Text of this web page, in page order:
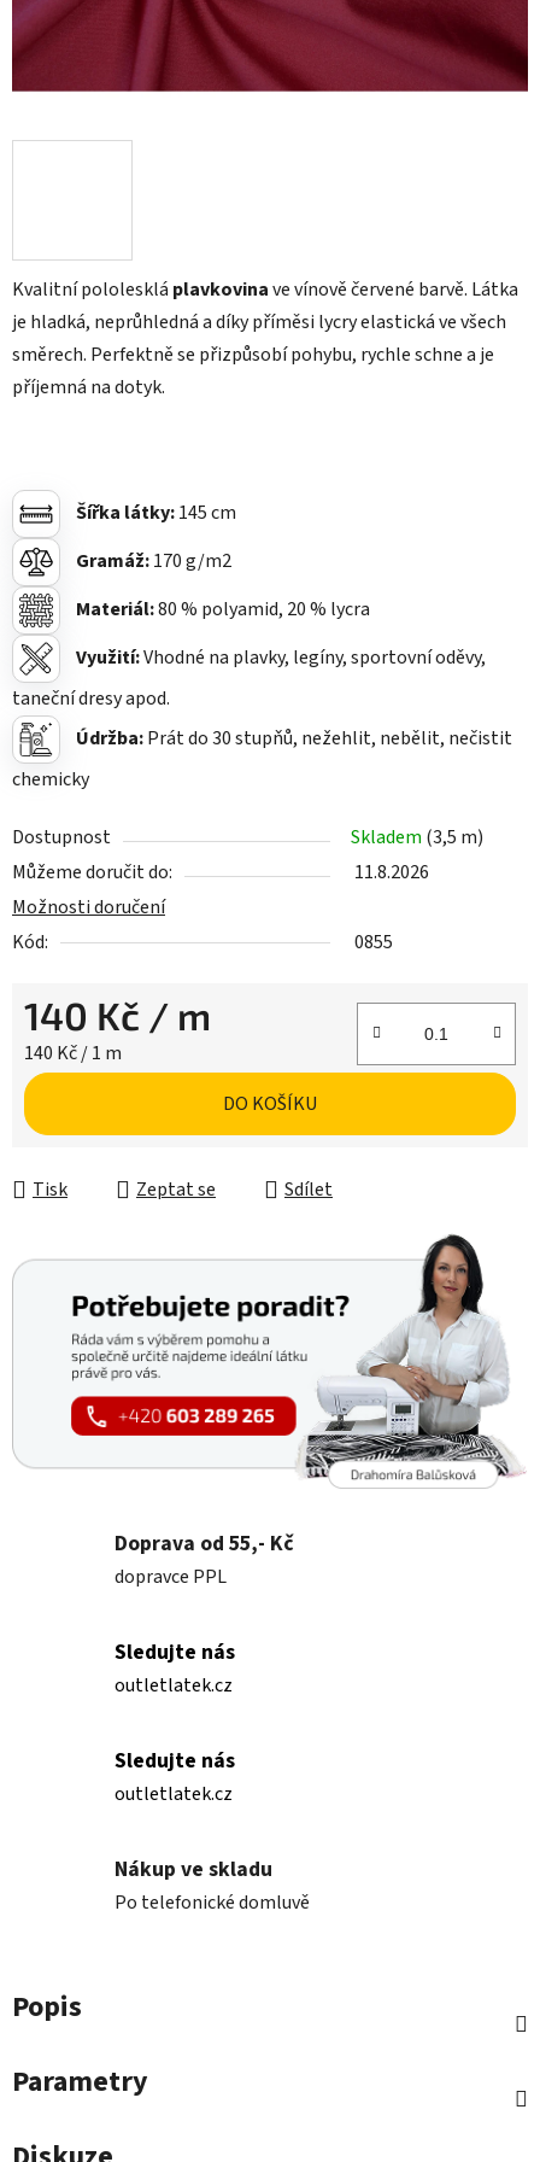
Kvalitní pololesklá plavkovinave vínově červené barvě. Látka
je hladká, neprůhledná a díky příměsi lycry elastická ve všech
směrech. Perfektně se přizpůsobí pohybu, rychle schne a je
příjemná na dotyk.
Šířka látky:145 cm
Gramáž:170g/m2
Materiál:80% polyamid, 20 % lycra
Využití:Vhodné na plavky, legíny, sportovní oděvy,
taneční dresy apod.
Údržba:Prát do 30 stupňů, nežehlit, nebělit, nečistit
chemicky
Dostupnost Skladem (3,5 m)
Můžeme doručit do:
11.8.2026
Možnosti doručení
Kód:
0855
140 Kč / m
Měrná cena:
140 Kč / 1 m
DO KOŠÍKU
Tisk Zeptat se Sdílet
Doprava od 55,- Kč
dopravce PPL
Sledujte nás
outletlatek.cz
Sledujte nás
outletlatek.cz
Nákup ve skladu
Po telefonické domluvě
Popis
Parametry